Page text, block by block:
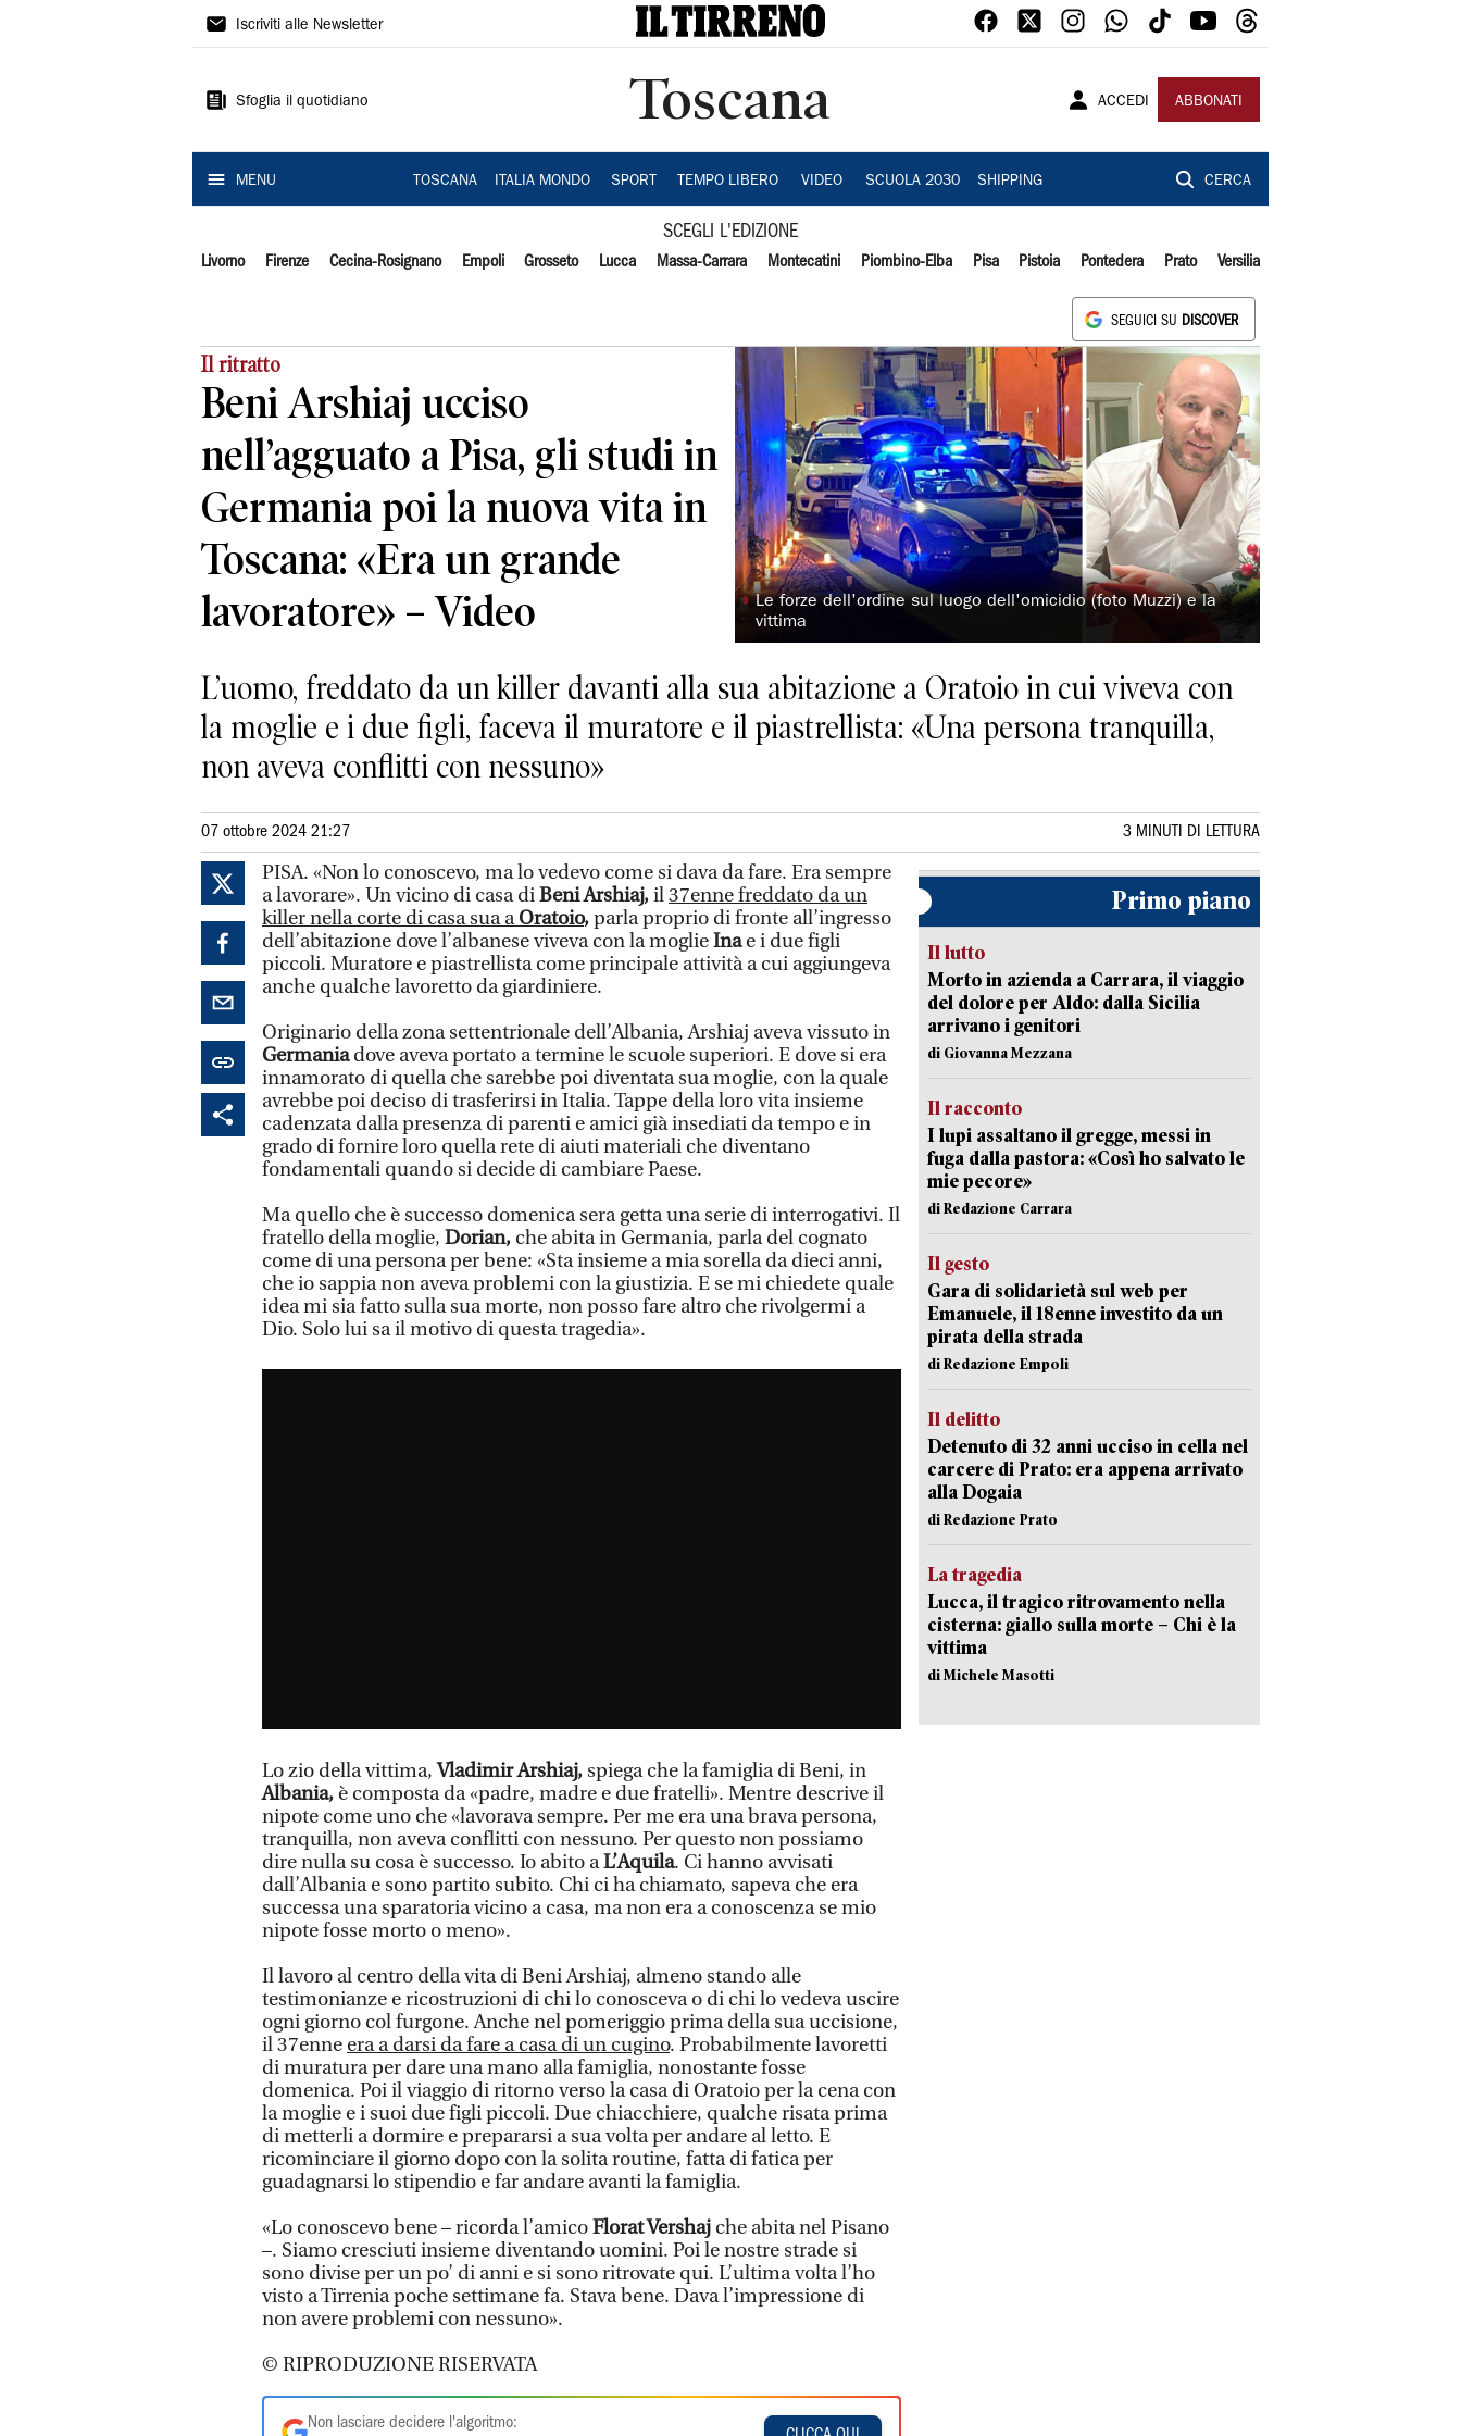
Il
Iscriviti alle Newsletter
Sfoglia il quotidiano Toscana ACCEDI ABBONATI
MENU TOSCANA ITALIA MONDO SPORT TEMPO LIBERO VIDEO SCUOLA 2030 SHIPPING CERCA
SCEGLI L'EDIZIONE
Livorno Firenze Cecina-Rosignano Empoli Grosseto Lucca Massa-Carrara Montecatini Piombino-Elba Pisa Pistoia Pontedera Prato Versilia
SEGUICI SU DISCOVER
Il ritratto
Beni Arshiaj ucciso
nell’agguato a Pisa, gli studi in
Germania poi la nuova vita in
Toscana: «Era un grande
lavoratore» – Video
◗Le forze dell'ordine sul luogo dell'omicidio (foto Muzzi) e la
vittima
L’uomo, freddato da un killer davanti alla sua abitazione a Oratoio in cui viveva con
la moglie e i due figli, faceva il muratore e il piastrellista: «Una persona tranquilla,
non aveva conflitti con nessuno»
07 ottobre 2024 21:27 3 MINUTI DI LETTURA
PISA. «Non lo conoscevo, ma lo vedevo come si dava da fare. Era sempre
a lavorare». Un vicino di casa diBeni Arshiaj,il37enne freddato da un
killer nella corte di casa sua aOratoio,parla proprio di fronte all’ingresso
dell’abitazione dove l’albanese viveva con la moglieInae i due figli
piccoli. Muratore e piastrellista come principale attività a cui aggiungeva
anche qualche lavoretto da giardiniere.
Originario della zona settentrionale dell’Albania, Arshiaj aveva vissuto in
Germaniadove aveva portato a termine le scuole superiori. E dove si era
innamorato di quella che sarebbe poi diventata sua moglie, con la quale
avrebbe poi deciso di trasferirsi in Italia. Tappe della loro vita insieme
cadenzata dalla presenza di parenti e amici già insediati da tempo e in
grado di fornire loro quella rete di aiuti materiali che diventano
fondamentali quando si decide di cambiare Paese.
Ma quello che è successo domenica sera getta una serie di interrogativi. Il
fratello della moglie, Dorian, che abita in Germania, parla del cognato
come di una persona per bene: «Sta insieme a mia sorella da dieci anni,
che io sappia non aveva problemi con la giustizia. E se mi chiedete quale
idea mi sia fatto sulla sua morte, non posso fare altro che rivolgermi a
Dio. Solo lui sa il motivo di questa tragedia».
Lo zio della vittima,Vladimir Arshiaj,spiega che la famiglia di Beni, in
Albania, è composta da «padre, madre e due fratelli». Mentre descrive il
nipote come uno che «lavorava sempre. Per me era una brava persona,
tranquilla, non aveva conflitti con nessuno. Per questo non possiamo
dire nulla su cosa è successo. Io abito aL’Aquila. Ci hanno avvisati
dall’Albania e sono partito subito. Chi ci ha chiamato, sapeva che era
successa una sparatoria vicino a casa, ma non era a conoscenza se mio
nipote fosse morto o meno».
Il lavoro al centro della vita di Beni Arshiaj, almeno stando alle
testimonianze e ricostruzioni di chi lo conosceva o di chi lo vedeva uscire
ogni giorno col furgone. Anche nel pomeriggio prima della sua uccisione,
il 37enne era a darsi da fare a casa di un cugino. Probabilmente lavoretti
di muratura per dare una mano alla famiglia, nonostante fosse
domenica. Poi il viaggio di ritorno verso la casa di Oratoio per la cena con
la moglie e i suoi due figli piccoli. Due chiacchiere, qualche risata prima
di metterli a dormire e prepararsi a sua volta per andare al letto. E
ricominciare il giorno dopo con la solita routine, fatta di fatica per
guadagnarsi lo stipendio e far andare avanti la famiglia.
«Lo conoscevo bene – ricorda l’amicoFlorat Vershaj che abita nel Pisano
–. Siamo cresciuti insieme diventando uomini. Poi le nostre strade si
sono divise per un po’ di anni e si sono ritrovate qui. L’ultima volta l’ho
visto a Tirrenia poche settimane fa. Stava bene. Dava l’impressione di
non avere problemi con nessuno».
© RIPRODUZIONE RISERVATA
Non lasciare decidere l'algoritmo:
Primo piano
Il lutto
Morto in azienda a Carrara, il viaggio
del dolore per Aldo: dalla Sicilia
arrivano i genitori
di Giovanna Mezzana
Il racconto
I lupi assaltano il gregge, messi in
fuga dalla pastora: «Così ho salvato le
mie pecore»
di Redazione Carrara
Il gesto
Gara di solidarietà sul web per
Emanuele, il 18enne investito da un
pirata della strada
di Redazione Empoli
Il delitto
Detenuto di 32 anni ucciso in cella nel
carcere di Prato: era appena arrivato
alla Dogaia
di Redazione Prato
La tragedia
Lucca, il tragico ritrovamento nella
cisterna: giallo sulla morte – Chi è la
vittima
di Michele Masotti